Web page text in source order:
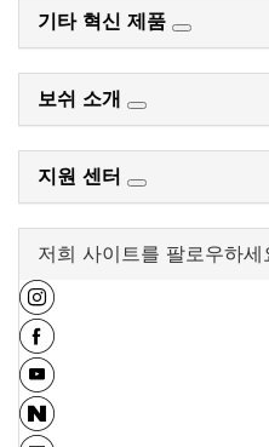
기타 혁신 제품
보쉬 소개
지원 센터
저희 사이트를 팔로우하세